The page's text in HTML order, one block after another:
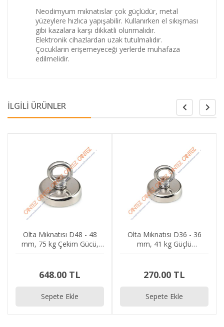
Neodimyum mıknatıslar çok güçlüdür, metal
yüzeylere hızlıca yapışabilir. Kullanırken el sıkışması
gibi kazalara karşı dikkatli olunmalıdır.
Elektronik cihazlardan uzak tutulmalıdır.
Çocukların erişemeyeceği yerlerde muhafaza
edilmelidir.
İLGİLİ ÜRÜNLER
Olta Mıknatısı D48 - 48
mm, 75 kg Çekim Gücü,
648.00 TL
Sepete Ekle
Olta Mıknatısı D36 - 36
mm, 41 kg Güçlü
Ayırma
270.00 TL
Sepete Ekle